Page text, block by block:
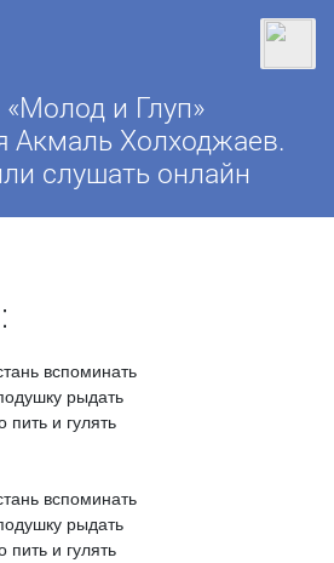
и Глуп»
Акмаль Холходжаев.
слушать онлайн
вспоминать
рыдать
пить и гулять
вспоминать
рыдать
пить и гулять